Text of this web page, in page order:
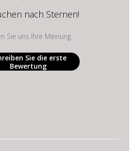
nach Sternen!
Sie uns Ihre Meinung
Sie die erste
Bewertung